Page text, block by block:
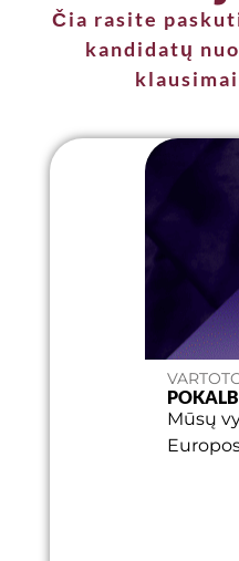
Čia rasite
kandidatų
Mūsų